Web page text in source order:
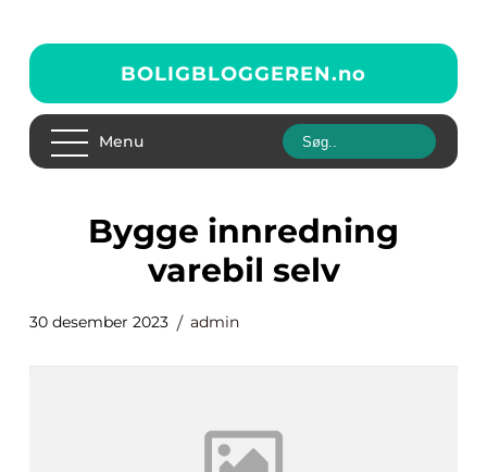
BOLIGBLOGGEREN.no
Menu
bygge innredning
varebil selv
30 desember 2023 admin